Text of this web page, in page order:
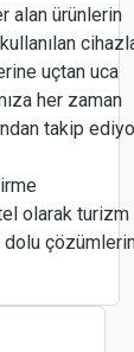
alan ürünlerin
uçtan uca
her zaman
takip
olarak turizm
TEN